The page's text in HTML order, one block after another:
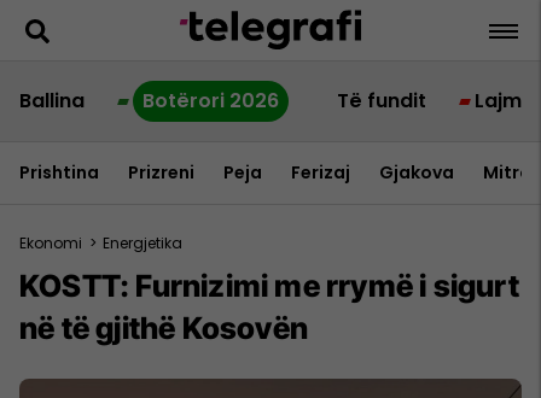
Ballina Botërori 2026 Të fundit Lajme
Prishtina Prizreni Peja Ferizaj Gjakova
Ekonomi > Energjetika
KOSTT: Furnizimi me rrymë i sigurt
në të gjithë Kosovën